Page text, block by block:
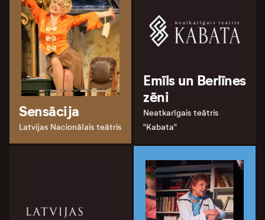
Sensācija
Latvijas Nacionālais teātris
Emīls un Berlīnes
zēni
Neatkarīgais teātris
"Kabata"